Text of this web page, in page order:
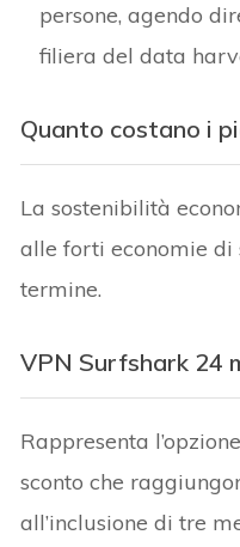
persone, agendo
filiera del data
Quanto costano i
La sostenibilità
alle forti economie
termine.
VPN Surfshark 24
Rappresenta
sconto che
all’inclusione di tre